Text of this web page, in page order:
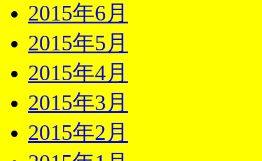
2015年6月
2015年5月
2015年4月
2015年3月
2015年2月